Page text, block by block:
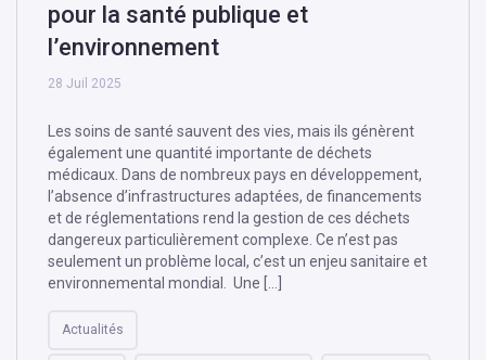
pour la santé publique et
l’environnement
28 Juil 2025
Les soins de santé sauvent des vies, mais ils génèrent
également une quantité importante de déchets
médicaux. Dans de nombreux pays en développement,
l’absence d’infrastructures adaptées, de financements
et de réglementations rend la gestion de ces déchets
dangereux particulièrement complexe. Ce n’est pas
seulement un problème local, c’est un enjeu sanitaire et
environnemental mondial. Une […]
Actualités